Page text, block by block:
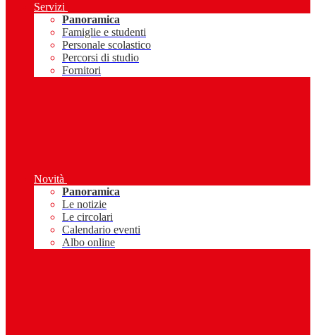
Servizi
Panoramica
Famiglie e studenti
Personale scolastico
Percorsi di studio
Fornitori
Novità
Panoramica
Le notizie
Le circolari
Calendario eventi
Albo online